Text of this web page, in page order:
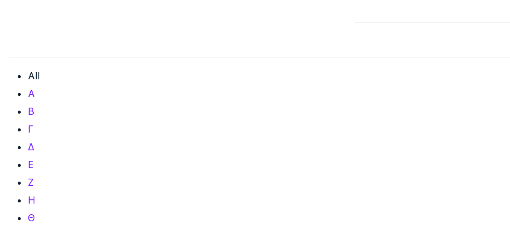
All
Α
Β
Γ
Δ
Ε
Ζ
Η
Θ